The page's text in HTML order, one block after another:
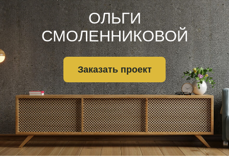
Портфолио Обо мне Услуги
Главная
Заказать проект
ОЛЬГИ
СМОЛЕННИКОВОЙ